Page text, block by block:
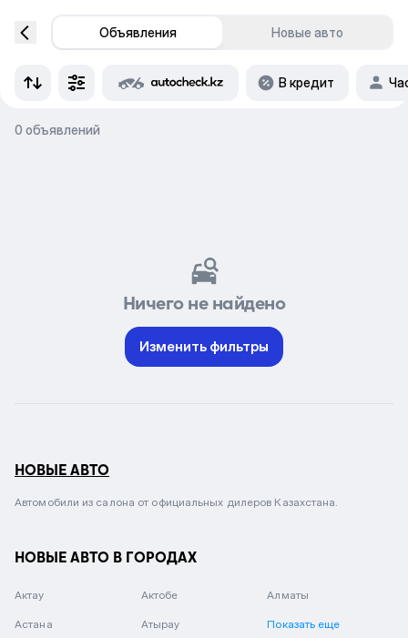
Объявления Новые авто
В кредит
0 объявлений
Ничего не найдено
Изменить фильтры
НОВЫЕ АВТО
Автомобили из салона от официальных дилеров Казахстана.
НОВЫЕ АВТО В ГОРОДАХ
Актау Актобе Алматы
Астана Атырау Показать еще